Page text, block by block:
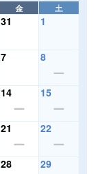
金 土
31 1
7 8
14 15
21 22
28 29